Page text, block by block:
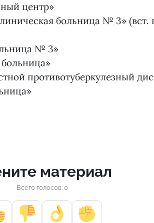
центр»
больница № 3» (вст.
№ 3»
противотуберкулезный
материал
Всего голосов: 0